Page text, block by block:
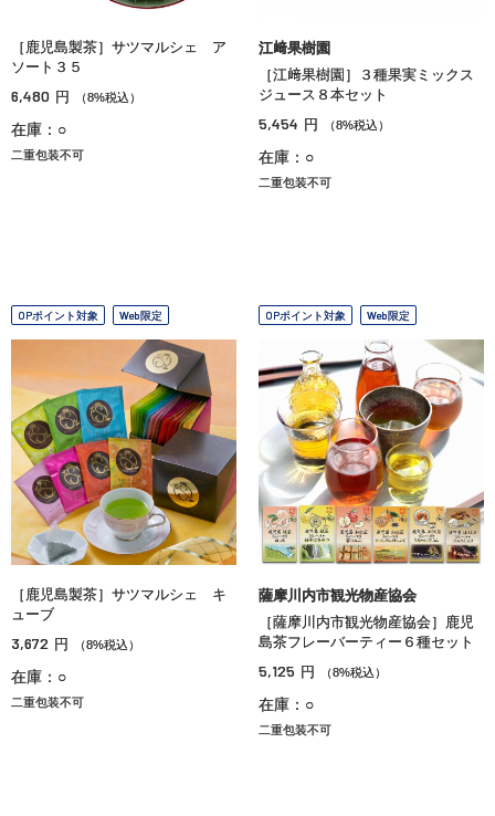
［鹿児島製茶］サツマルシェ ア
ソート３５
6,480 円 （8%税込）
在庫：○
二重包装不可
江﨑果樹園
［江﨑果樹園］３種果実ミックス
ジュース８本セット
5,454 円 （8%税込）
在庫：○
二重包装不可
OPポイント対象 Web限定
［鹿児島製茶］サツマルシェ キ
ューブ
3,672 円 （8%税込）
在庫：○
二重包装不可
OPポイント対象 Web限定
薩摩川内市観光物産協会
［薩摩川内市観光物産協会］鹿児
島茶フレーバーティー６種セット
5,125 円 （8%税込）
在庫：○
二重包装不可